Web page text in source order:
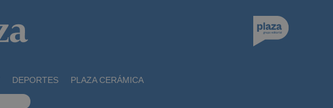
DEPORTES PLAZA CERÁMICA